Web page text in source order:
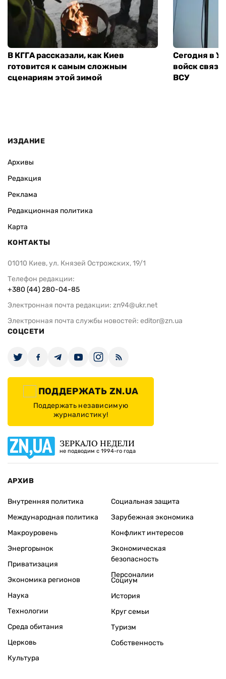
В КГГА рассказали, как Киев
готовится к самым сложным
сценариям этой зимой
Сегодня в
войск
ВСУ
ИЗДАНИЕ
Архивы
Редакция
Реклама
Редакционная политика
Карта
КОНТАКТЫ
01010 Киев, ул. Князей Острожских, 19/1
Телефон редакции:
+380 (44) 280-04-85
Электронная почта редакции: zn94@ukr.net
Электронная почта службы новостей: editor@zn.ua
СОЦСЕТИ
ПОДДЕРЖАТЬ ZN.UA
Поддержать независимую
журналистику!
ЗЕРКАЛО НЕДЕЛИ
не подводим с 1994-го года
АРХИВ
Внутренняя политика
Международная политика
Макроуровень
Энергорынок
Приватизация
Экономика регионов
Социальная защита
Зарубежная экономика
Конфликт интересов
Экономическая
безопасность
Персоналии
Наука
Технологии
Среда обитания
Церковь
Культура
Социум
История
Круг семьи
Туризм
Собственность